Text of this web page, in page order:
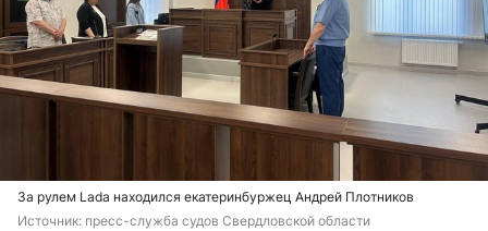
За рулем Lada находился екатеринбуржец Андрей Плотников
Источник: пресс-служба судов Свердловской области